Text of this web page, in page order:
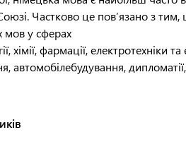
Частково це пов’язано з
у сферах
хімії, фармації, електротехніки
автомобілебудування,